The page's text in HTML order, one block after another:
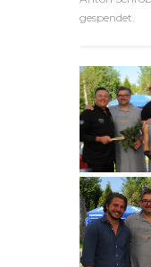
gespendet.